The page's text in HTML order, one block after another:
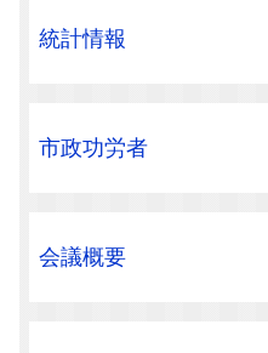
統計情報
市政功労者
会議概要